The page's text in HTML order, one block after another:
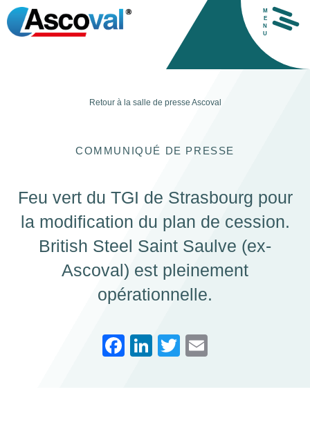
M
E
N
U
Retour à la salle de presse Ascoval
COMMUNIQUÉ DE PRESSE
Feu vert du TGI de Strasbourg pour
la modification du plan de cession.
British Steel Saint Saulve (ex-
Ascoval) est pleinement
opérationnelle.
F
Li
T